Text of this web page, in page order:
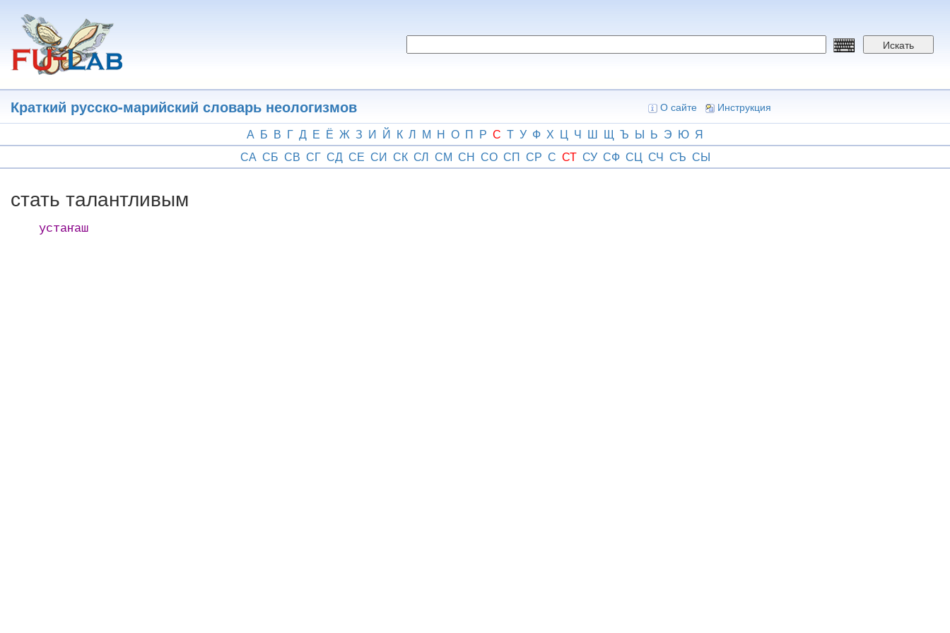
основному
содержанию
Искать
Краткий русско-марийский словарь неологизмов О сайте Инструкция
А Б В Г Д Е Ё Ж З И Й К Л М Н О П Р С Т У Ф Х Ц Ч Ш Щ Ъ Ы Ь Э Ю Я
СА СБ СВ СГ СД СЕ СИ СК СЛ СМ СН СО СП СР С СТ СУ СФ СЦ СЧ СЪ СЫ
стать талантливым
устаҥаш